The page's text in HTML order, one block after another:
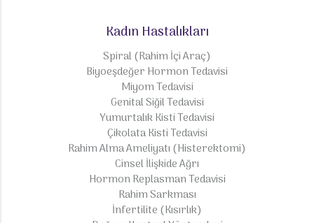
Kadın Hastalıkları
Spiral (Rahim İçi Araç)
Biyoeşdeğer Hormon Tedavisi
Miyom Tedavisi
Genital Siğil Tedavisi
Yumurtalık Kisti Tedavisi
Çikolata Kisti Tedavisi
Rahim Alma Ameliyatı (Histerektomi)
Cinsel İlişkide Ağrı
Hormon Replasman Tedavisi
Rahim Sarkması
İnfertilite (Kısırlık)